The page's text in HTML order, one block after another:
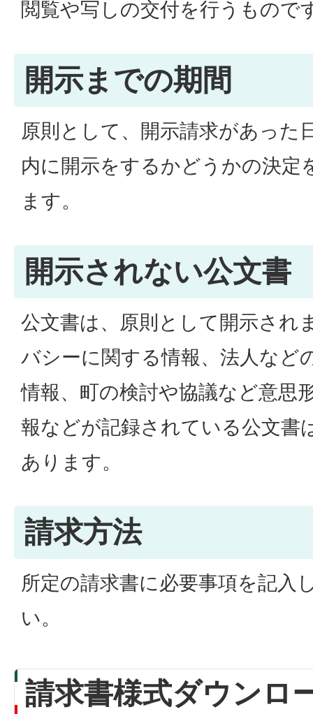
閲覧や写しの交付を行うもので
開示までの期間
原則として、開示請求があった
内に開示をするかどうかの決定
ます。
開示されない公文書
公文書は、原則として開示され
バシーに関する情報、法人など
情報、町の検討や協議など意思
報などが記録されている公文書
あります。
請求方法
所定の請求書に必要事項を記入
い。
請求書様式ダウンロ